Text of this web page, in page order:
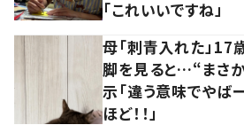
「これいいですね」
母「刺青入れた」17歳
脚を見ると…“まさ
示「違う意味でやばー
ほど！！」